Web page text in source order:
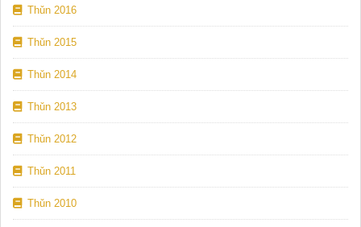
Thǔn 2016
Thǔn 2015
Thǔn 2014
Thǔn 2013
Thǔn 2012
Thǔn 2011
Thǔn 2010